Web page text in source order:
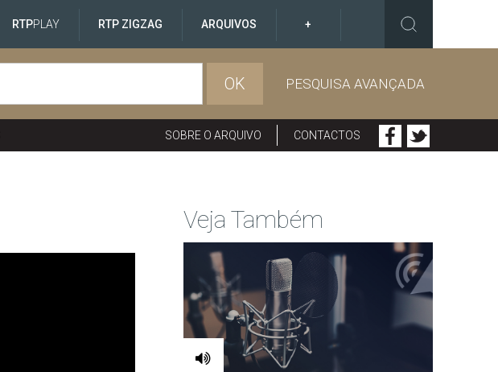
RTPPLAY RTP ZIGZAG ARQUIVOS +
OK PESQUISA AVANÇADA
SOBRE O ARQUIVO CONTACTOS
Veja Também